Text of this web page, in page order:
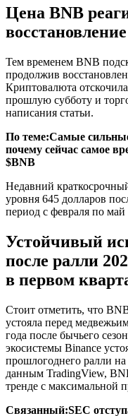
Цена BNB
Тем временем BNB
продолжив
Криптовалюта
прошлую субботу и
написания статьи.
По теме:Самые
почему сейчас самое
$BNB
Недавний
уровня 645 долларов
период с февраля по май
Устойчивый
после ралли
в первом
Стоит отметить, что
устояла перед
года после бычьего
экосистемы Binance
прошлогоднего ралли на
данным TradingView,
тренде с максимальной
Связанный:SEC